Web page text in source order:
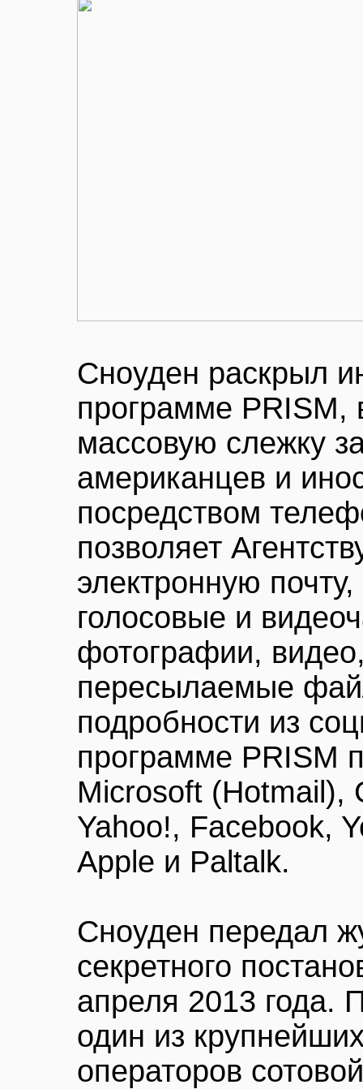
Сноуден раскрыл
программе
массовую слежку
американцев и
посредством
позволяет
электронную
голосовые и
фотографии,
пересылаемые
подробности из
программе PRISM
Microsoft (Hotmail),
Yahoo!, Facebook,
Apple и Paltalk.
Сноуден передал
секретного
апреля 2013 года.
один из
операторов